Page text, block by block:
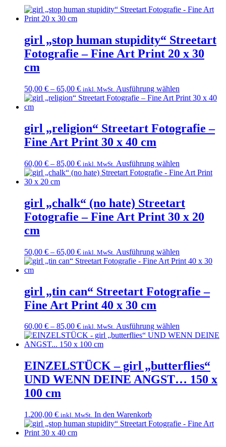
Mengegirl „stop human stupidity“ Streetart
Fotografie – Fine Art Print 20 x 30
cm
50,00 € – 65,00 € inkl. MwSt. Ausführung wählen
Produkt
Varianten
auf.
auf
der
werden
girl „religion“ Streetart Fotografie –
Fine Art Print 30 x 40 cm
60,00 € – 85,00 € inkl. MwSt. Ausführung wählen
Produkt
Varianten
auf.
Die
der
Produktseite
girl „chalk“ (no hate) Streetart
Fotografie – Fine Art Print 30 x 20
cm
50,00 € – 65,00 € inkl. MwSt. Ausführung wählen
Produkt
Varianten
auf.
auf
gewählt
werden
girl „tin can“ Streetart Fotografie –
Fine Art Print 40 x 30 cm
60,00 € – 85,00 € inkl. MwSt. Ausführung wählen
Produkt
Varianten
auf.
Die
Produktseite
EINZELSTÜCK – girl „butterflies“
UND WENN DEINE ANGST… 150 x
100 cm
1.200,00 € inkl. MwSt. In den Warenkorb